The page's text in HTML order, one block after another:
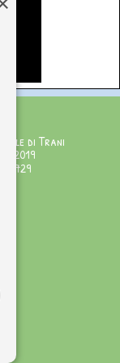
di Trani
2019